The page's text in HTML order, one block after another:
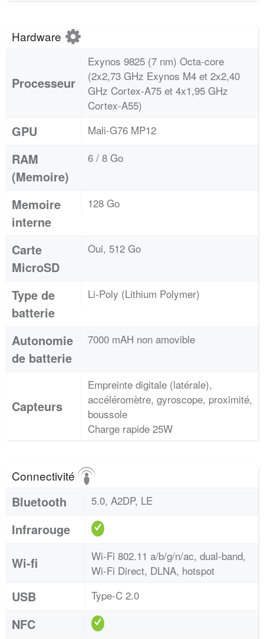
Hardware
Processeur
Exynos 9825 (7 nm) Octa-core
(2x2,73 GHz Exynos M4 et 2x2,40
GHz Cortex-A75 et 4x1,95 GHz
Cortex-A55)
GPU Mali-G76 MP12
RAM
(Memoire)
6 / 8 Go
Memoire
interne
128 Go
Carte
MicroSD
Oui, 512 Go
Type de
batterie
Li-Poly (Lithium Polymer)
Autonomie
de batterie
7000 mAH non amovible
Capteurs
Empreinte digitale (latérale),
accéléromètre, gyroscope, proximité,
boussole
Charge rapide 25W
Connectivité
Bluetooth 5.0, A2DP, LE
Infrarouge
Wi-fi
Wi-Fi 802.11 a/b/g/n/ac, dual-band,
Wi-Fi Direct, DLNA, hotspot
USB Type-C 2.0
NFC